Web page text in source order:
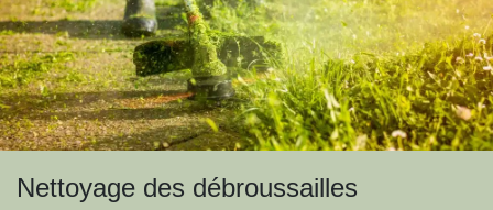
Nettoyage des débroussailles